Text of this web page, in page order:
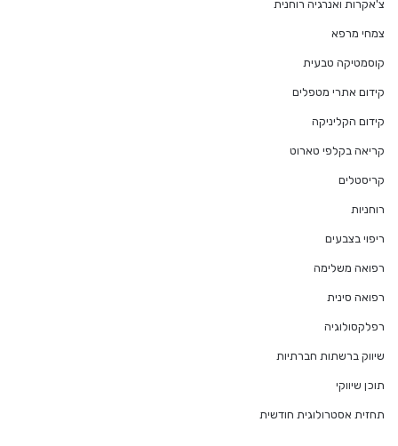
צ'אקרות ואנרגיה רוחנית
צמחי מרפא
קוסמטיקה טבעית
קידום אתרי מטפלים
קידום הקליניקה
קריאה בקלפי טארוט
קריסטלים
רוחניות
ריפוי בצבעים
רפואה משלימה
רפואה סינית
רפלקסולוגיה
שיווק ברשתות חברתיות
תוכן שיווקי
תחזית אסטרולוגית חודשית